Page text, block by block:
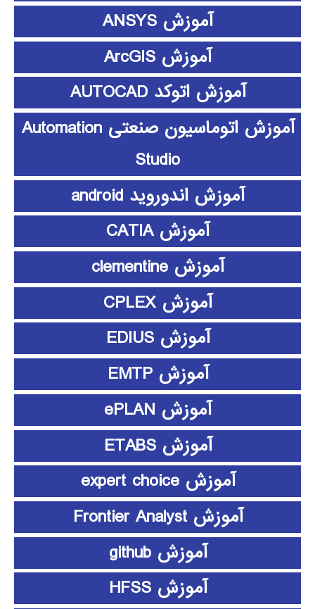
آموزش ANSYS
آموزش ArcGIS
آموزش اتوکد AUTOCAD
آموزش اتوماسیون صنعتی Automation
Studio
آموزش اندوروید android
آموزش CATIA
آموزش clementine
آموزش CPLEX
آموزش EDIUS
آموزش EMTP
آموزش ePLAN
آموزش ETABS
آموزش expert choice
آموزش Frontier Analyst
آموزش github
آموزش HFSS